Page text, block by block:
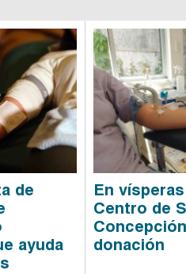
de
ayuda
En
Centro de
donación